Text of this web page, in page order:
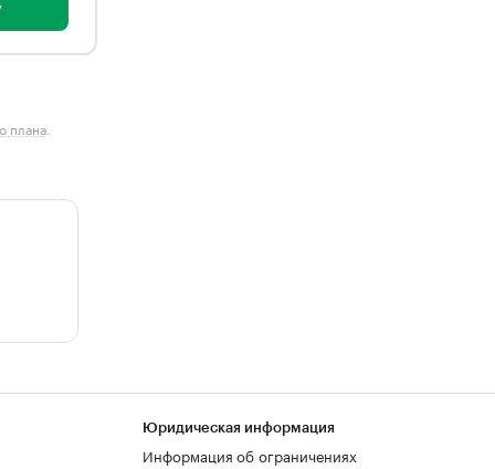
плана.
Юридическая информация
Информация об ограничениях